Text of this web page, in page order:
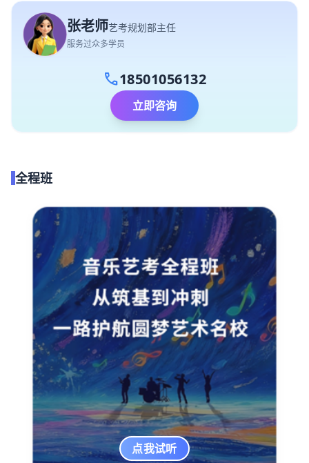
张老师艺考规划部主任
服务过众多学员
call18501056132
立即咨询
全程班
点我试听